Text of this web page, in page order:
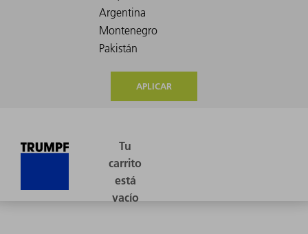
APLICAR